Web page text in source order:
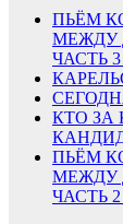
ПЬЁМ
МЕЖДУ
ЧАСТЬ
КТО ЗА
ПЬЁМ
МЕЖДУ
ЧАСТЬ